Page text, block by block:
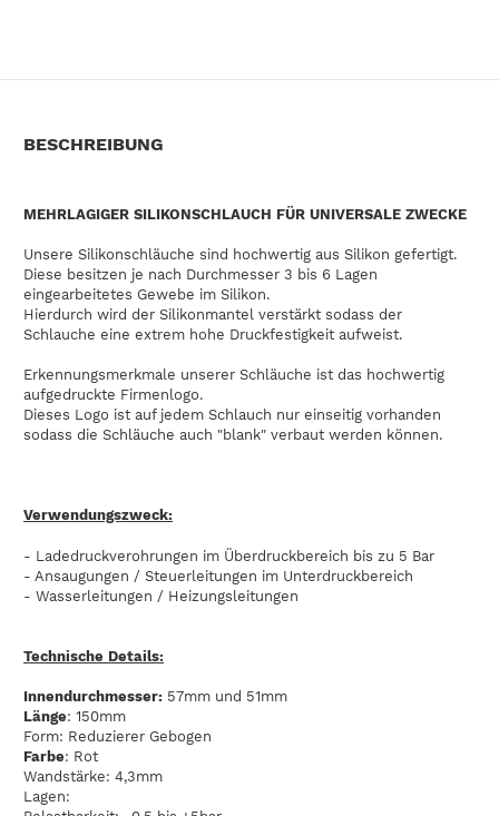
BESCHREIBUNG
MEHRLAGIGER SILIKONSCHLAUCH FÜR UNIVERSALE ZWECKE
Unsere Silikonschläuche sind hochwertig aus Silikon gefertigt.
Diese besitzen je nach Durchmesser 3 bis 6 Lagen
eingearbeitetes Gewebe im Silikon.
Hierdurch wird der Silikonmantel verstärkt sodass der
Schlauche eine extrem hohe Druckfestigkeit aufweist.
Erkennungsmerkmale unserer Schläuche ist das hochwertig
aufgedruckte Firmenlogo.
Dieses Logo ist auf jedem Schlauch nur einseitig vorhanden
sodass die Schläuche auch "blank" verbaut werden können.
Verwendungszweck:
- Ladedruckverohrungen im Überdruckbereich bis zu 5 Bar
- Ansaugungen / Steuerleitungen im Unterdruckbereich
- Wasserleitungen / Heizungsleitungen
Technische Details:
Innendurchmesser: 57mm und 51mm
Länge: 150mm
Form: Reduzierer Gebogen
Farbe: Rot
Wandstärke: 4,3mm
Lagen: